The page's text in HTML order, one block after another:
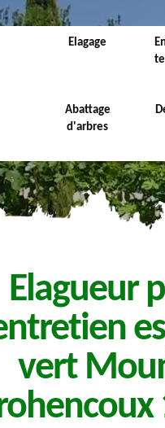
Elagage
Abattage
d'arbres
Elagueur
vert